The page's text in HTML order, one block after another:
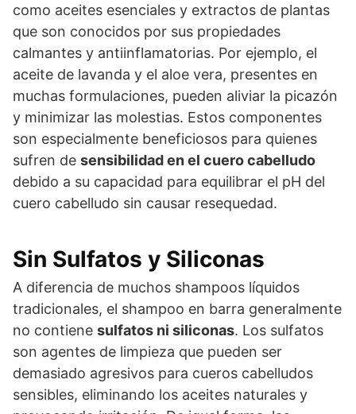
como aceites esenciales y extractos de plantas
que son conocidos por sus propiedades
calmantes y antiinflamatorias. Por ejemplo, el
aceite de lavanda y el aloe vera, presentes en
muchas formulaciones, pueden aliviar la picazón
y minimizar las molestias. Estos componentes
son especialmente beneficiosos para quienes
sufren de sensibilidad en el cuero cabelludo
debido a su capacidad para equilibrar el pH del
cuero cabelludo sin causar resequedad.
Sin Sulfatos y Siliconas
A diferencia de muchos shampoos líquidos
tradicionales, el shampoo en barra generalmente
no contiene sulfatos ni siliconas. Los sulfatos
son agentes de limpieza que pueden ser
demasiado agresivos para cueros cabelludos
sensibles, eliminando los aceites naturales y